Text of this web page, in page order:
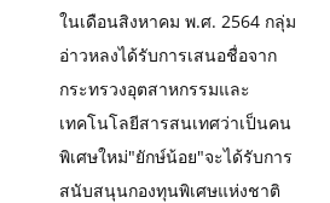
ในเดือนสิงหาคม พ.ศ. 2564 กลุ่ม
อ่าวหลงได้รับการเสนอชื่อจาก
กระทรวงอุตสาหกรรมและ
เทคโนโลยีสารสนเทศว่าเป็นคน
พิเศษใหม่"ยักษ์น้อย"จะได้รับการ
สนับสนุนกองทุนพิเศษแห่งชาติ